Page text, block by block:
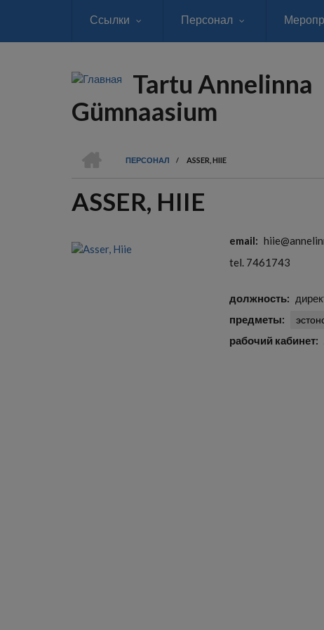
Ссылки Персонал
Tartu Annelinna
Gümnaasium
СТРОКА
НАВИГАЦИИ
ПЕРСОНАЛ
/ ASSER, HIIE
ASSER, HIIE
email
tel. 7461743
должность
предметы
рабочий кабинет